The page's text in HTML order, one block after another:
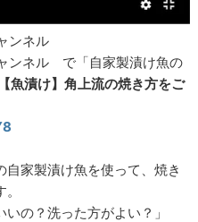
ンネル
ンネル で「自家製漬け魚の
【魚漬け】角上流の焼き方をご
家製漬け魚を使って、焼き
の？洗った方がよい？」